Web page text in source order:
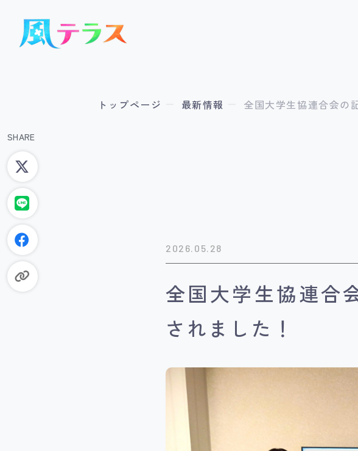
トップページ 最新情報 全国大学生協連合会の
2026.05.28
全国大学生協連合
されました！
SHARE